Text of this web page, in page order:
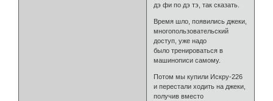
дэ фи по дэ тэ, так сказать.
Время шло, появились джеки,
многопользовательский
доступ, уже надо
было тренироваться в
машинописи самому.
Потом мы купили Искру-226
и перестали ходить на джеки,
получив вместо